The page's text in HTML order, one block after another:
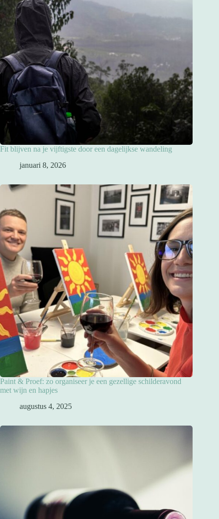
Fit blijven na je vijftigste door een dagelijkse wandeling
januari 8, 2026
Paint & Proef: zo organiseer je een gezellige schilderavond
met wijn en hapjes
augustus 4, 2025